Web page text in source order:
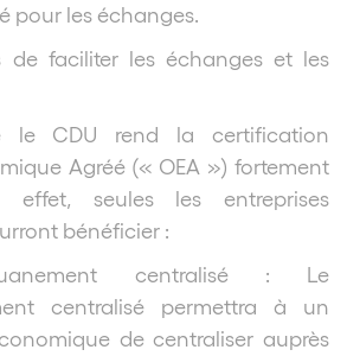
pour les échanges.
de faciliter les échanges et les
le CDU rend la certification
Agréé (« OEA ») fortement
seules les entreprises
bénéficier :
centralisé : Le
centralisé permettra à un
de centraliser auprès